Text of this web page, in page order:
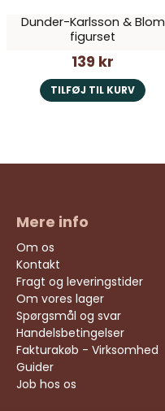
Dunder-Karlsson & Blom
figurset
139 kr
TILFØJ TIL KURV
Mere info
Om os
Kontakt
Fragt og leveringstider
Om vores lager
Spørgsmål og svar
Handelsbetingelser
Fakturakøb - Virksomhed
Guider
Job hos os